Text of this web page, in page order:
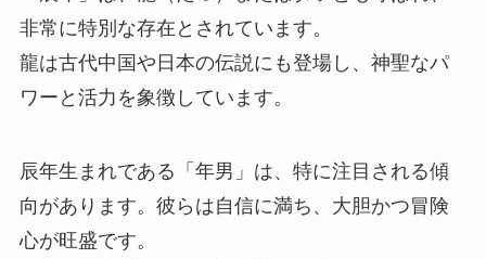
非常に特別な存在とされています。
龍は古代中国や日本の伝説にも登場し、神聖なパ
ワーと活力を象徴しています。
辰年生まれである「年男」は、特に注目される傾
向があります。彼らは自信に満ち、大胆かつ冒険
心が旺盛です。